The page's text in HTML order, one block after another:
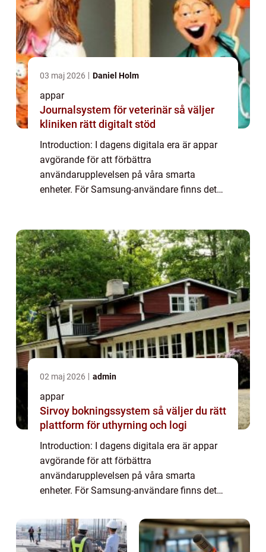
03 maj 2026 Daniel Holm
appar
Journalsystem för veterinär så väljer
kliniken rätt digitalt stöd
Introduction: I dagens digitala era är appar
avgörande för att förbättra
användarupplevelsen på våra smarta
enheter. För Samsung-användare finns det
och utöka f...
02 maj 2026 admin
appar
Sirvoy bokningssystem så väljer du rätt
plattform för uthyrning och logi
Introduction: I dagens digitala era är appar
avgörande för att förbättra
användarupplevelsen på våra smarta
enheter. För Samsung-användare finns det
vilket gör det möjligt för dem att anpassa
och utöka f...